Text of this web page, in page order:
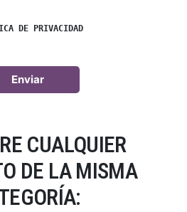
DE PRIVACIDAD
CUALQUIER
DE LA MISMA